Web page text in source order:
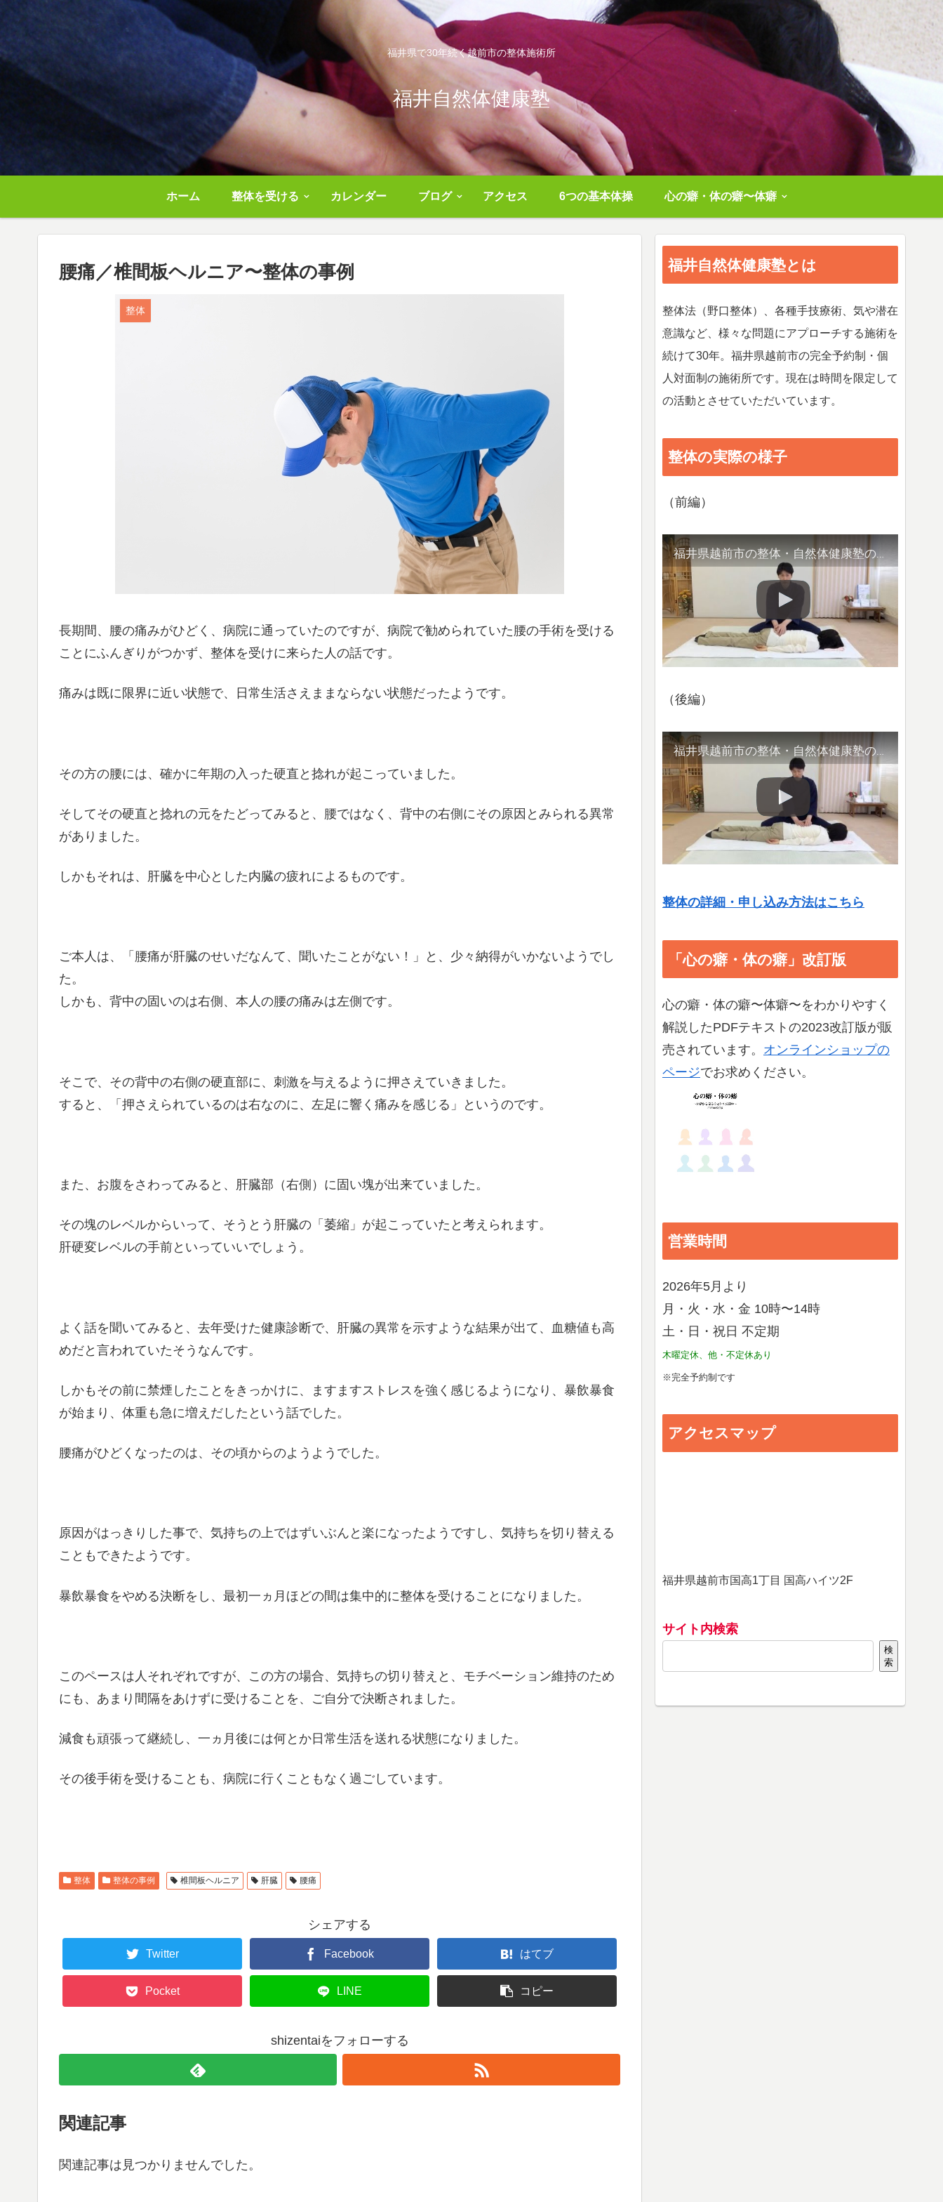
福井県で30年続く越前市の整体施術所
福井自然体健康塾
ホーム 整体を受ける カレンダー ブログ アクセス 6つの基本体操 心の癖・体の癖〜体癖
腰痛／椎間板ヘルニア〜整体の事例
整体
長期間、腰の痛みがひどく、病院に通っていたのですが、病院で勧められていた腰の手術を受ける
ことにふんぎりがつかず、整体を受けに来らた人の話です。
痛みは既に限界に近い状態で、日常生活さえままならない状態だったようです。
その方の腰には、確かに年期の入った硬直と捻れが起こっていました。
そしてその硬直と捻れの元をたどってみると、腰ではなく、背中の右側にその原因とみられる異常
がありました。
しかもそれは、肝臓を中心とした内臓の疲れによるものです。
ご本人は、「腰痛が肝臓のせいだなんて、聞いたことがない！」と、少々納得がいかないようでし
た。
しかも、背中の固いのは右側、本人の腰の痛みは左側です。
そこで、その背中の右側の硬直部に、刺激を与えるように押さえていきました。
すると、「押さえられているのは右なのに、左足に響く痛みを感じる」というのです。
また、お腹をさわってみると、肝臓部（右側）に固い塊が出来ていました。
その塊のレベルからいって、そうとう肝臓の「萎縮」が起こっていたと考えられます。
肝硬変レベルの手前といっていいでしょう。
よく話を聞いてみると、去年受けた健康診断で、肝臓の異常を示すような結果が出て、血糖値も高
めだと言われていたそうなんです。
しかもその前に禁煙したことをきっかけに、ますますストレスを強く感じるようになり、暴飲暴食
が始まり、体重も急に増えだしたという話でした。
腰痛がひどくなったのは、その頃からのようようでした。
原因がはっきりした事で、気持ちの上ではずいぶんと楽になったようですし、気持ちを切り替える
こともできたようです。
暴飲暴食をやめる決断をし、最初一ヵ月ほどの間は集中的に整体を受けることになりました。
このペースは人それぞれですが、この方の場合、気持ちの切り替えと、モチベーション維持のため
にも、あまり間隔をあけずに受けることを、ご自分で決断されました。
減食も頑張って継続し、一ヵ月後には何とか日常生活を送れる状態になりました。
その後手術を受けることも、病院に行くこともなく過ごしています。
整体 整体の事例 椎間板ヘルニア 肝臓 腰痛
シェアする
Twitter Facebook はてブ
Pocket LINE コピー
shizentaiをフォローする
関連記事
関連記事は見つかりませんでした。
福井自然体健康塾とは
整体法（野口整体）、各種手技療術、気や潜在
意識など、様々な問題にアプローチする施術を
続けて30年。福井県越前市の完全予約制・個
人対面制の施術所です。現在は時間を限定して
の活動とさせていただいています。
整体の実際の様子
（前編）
福井県越前市の整体・自然体健康塾の整体の様子（1）背骨の観察／骨盤他
（後編）
福井県越前市の整体・自然体健康塾の整体の様子（2）腹部や首など
整体の詳細・申し込み方法はこちら
「心の癖・体の癖」改訂版
心の癖・体の癖〜体癖〜をわかりやすく
解説したPDFテキストの2023改訂版が販
売されています。 オンラインショップの
ページでお求めください。
営業時間
2026年5月より
月・火・水・金 10時〜14時
土・日・祝日 不定期
木曜定休、他・不定休あり
※完全予約制です
アクセスマップ
福井県越前市国高1丁目 国高ハイツ2F
サイト内検索
検
索